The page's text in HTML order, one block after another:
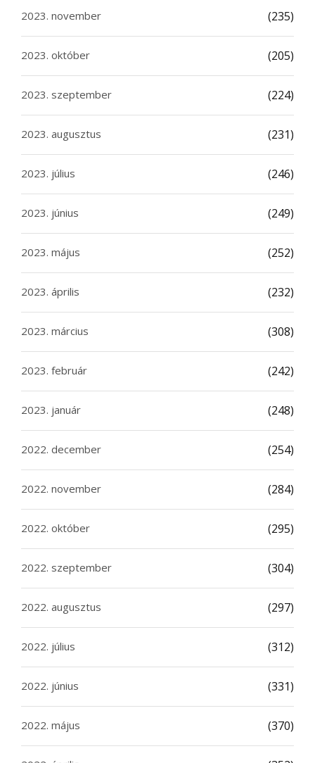
2023. november (235)
2023. október (205)
2023. szeptember (224)
2023. augusztus (231)
2023. július (246)
2023. június (249)
2023. május (252)
2023. április (232)
2023. március (308)
2023. február (242)
2023. január (248)
2022. december (254)
2022. november (284)
2022. október (295)
2022. szeptember (304)
2022. augusztus (297)
2022. július (312)
2022. június (331)
2022. május (370)